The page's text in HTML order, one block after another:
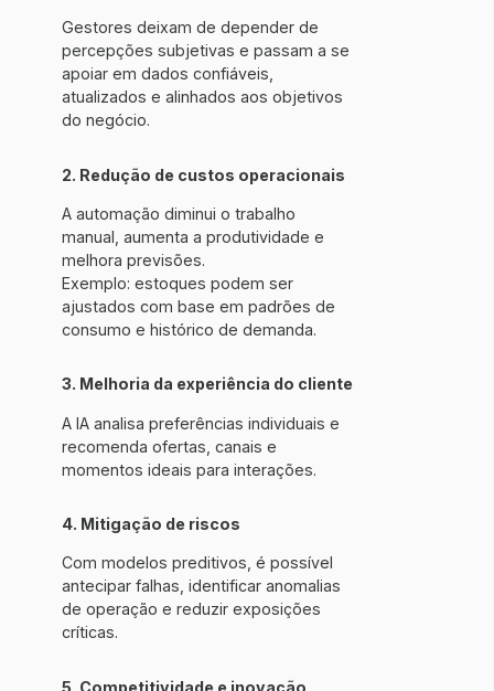
Gestores deixam de depender de
percepções subjetivas e passam a se
apoiar em dados confiáveis,
atualizados e alinhados aos objetivos
do negócio.
2. Redução de custos operacionais
A automação diminui o trabalho
manual, aumenta a produtividade e
melhora previsões.
Exemplo: estoques podem ser
ajustados com base em padrões de
consumo e histórico de demanda.
3. Melhoria da experiência do cliente
A IA analisa preferências individuais e
recomenda ofertas, canais e
momentos ideais para interações.
4. Mitigação de riscos
Com modelos preditivos, é possível
antecipar falhas, identificar anomalias
de operação e reduzir exposições
críticas.
5. Competitividade e inovação